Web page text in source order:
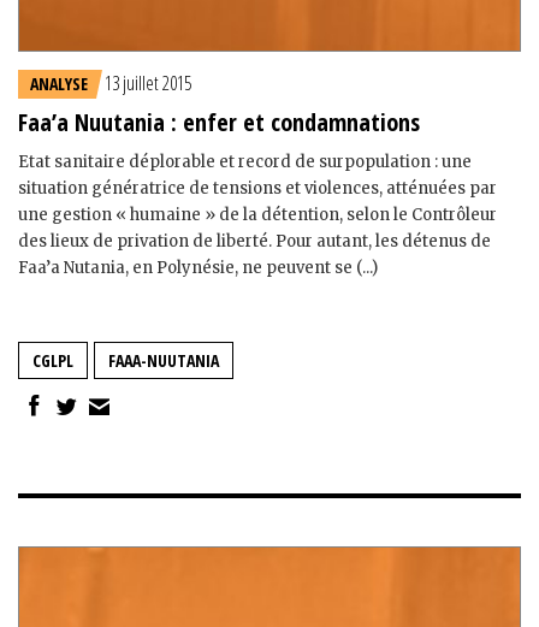
ANALYSE 13 juillet 2015
Faa’a Nuutania : enfer et condamnations
Etat sanitaire déplorable et record de surpopulation : une
situation génératrice de tensions et violences, atténuées par
une gestion « humaine » de la détention, selon le Contrôleur
des lieux de privation de liberté. Pour autant, les détenus de
Faa’a Nutania, en Polynésie, ne peuvent se (...)
CGLPL FAAA-NUUTANIA